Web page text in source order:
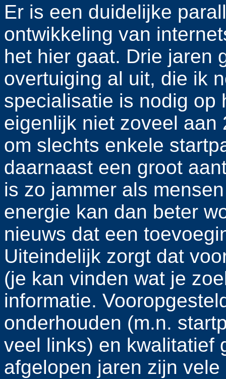
Er is een duidelijke
ontwikkeling van
het hier gaat. Drie jaren
overtuiging al uit, die ik
specialisatie is nodig op
eigenlijk niet zoveel aan
om slechts enkele
daarnaast een groot
is zo jammer als
energie kan dan beter
nieuws dat een
Uiteindelijk zorgt dat
(je kan vinden wat je
informatie.
onderhouden (m.n.
veel links) en kwalitatief
afgelopen jaren zijn